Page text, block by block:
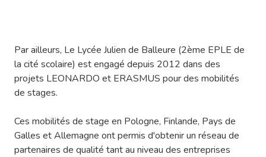
Par ailleurs, Le Lycée Julien de Balleure (2ème EPLE de
la cité scolaire) est engagé depuis 2012 dans des
projets LEONARDO et ERASMUS pour des mobilités
de stages.
Ces mobilités de stage en Pologne, Finlande, Pays de
Galles et Allemagne ont permis d'obtenir un réseau de
partenaires de qualité tant au niveau des entreprises